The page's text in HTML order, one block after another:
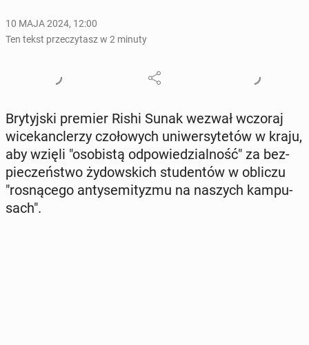
10 MAJA 2024, 12:00
Ten tekst przeczytasz w 2 minuty
Bry­tyj­ski premier Rishi Sunak wezwał wczoraj
wi­ce­kanc­le­rzy czo­ło­wych uni­wer­sy­te­tów w kraju,
aby wzięli "oso­bi­stą od­po­wie­dzial­ność" za bez­
pie­czeń­stwo ży­dow­skich stu­den­tów w obliczu
"ro­sną­ce­go an­ty­se­mi­ty­zmu na naszych kam­pu­
sach".